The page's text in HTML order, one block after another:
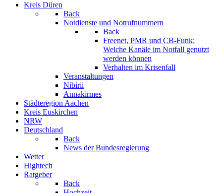
Kreis Düren
Back
Notdienste und Notrufnummern
Back
Freenet, PMR und CB-Funk:
Welche Kanäle im Notfall genutzt
werden können
Verhalten im Krisenfall
Veranstaltungen
Nibirii
Annakirmes
Städteregion Aachen
Kreis Euskirchen
NRW
Deutschland
Back
News der Bundesregierung
Wetter
Hightech
Ratgeber
Back